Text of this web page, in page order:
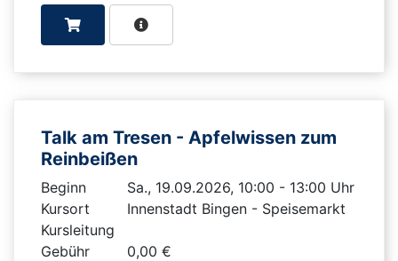
Talk am Tresen - Apfelwissen zum
Reinbeißen
Beginn
Sa., 19.09.2026, 10:00 - 13:00 Uhr
Kursort
Innenstadt Bingen - Speisemarkt
Kursleitung
Gebühr
0,00 €